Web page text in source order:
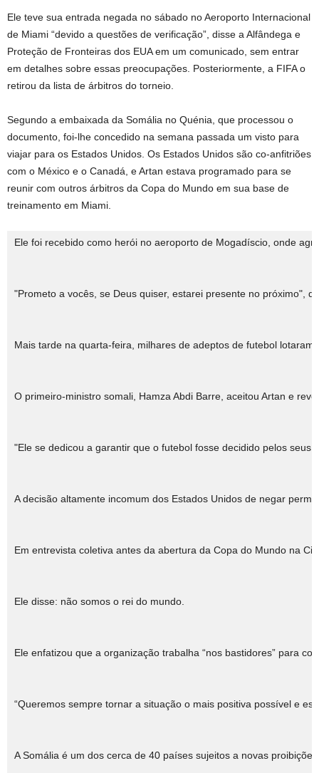
Ele teve sua entrada negada no sábado no Aeroporto Internacional
de Miami “devido a questões de verificação”, disse a Alfândega e
Proteção de Fronteiras dos EUA em um comunicado, sem entrar
em detalhes sobre essas preocupações. Posteriormente, a FIFA o
retirou da lista de árbitros do torneio.
Segundo a embaixada da Somália no Quénia, que processou o
documento, foi-lhe concedido na semana passada um visto para
viajar para os Estados Unidos. Os Estados Unidos são co-anfitriões
com o México e o Canadá, e Artan estava programado para se
reunir com outros árbitros da Copa do Mundo em sua base de
treinamento em Miami.
Ele foi recebido como herói no aeroporto de Mogadíscio, onde
"Prometo a vocês, se Deus quiser, estarei presente no próximo",
Mais tarde na quarta-feira, milhares de adeptos de futebol
O primeiro-ministro somali, Hamza Abdi Barre, aceitou Artan e
"Ele se dedicou a garantir que o futebol fosse decidido pelos
A decisão altamente incomum dos Estados Unidos de negar
Em entrevista coletiva antes da abertura da Copa do Mundo na
Ele disse: não somos o rei do mundo.
Ele enfatizou que a organização trabalha “nos bastidores” para
“Queremos sempre tornar a situação o mais positiva possível e
A Somália é um dos cerca de 40 países sujeitos a novas